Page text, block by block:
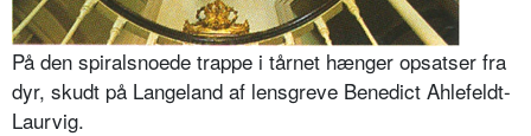
På den spiralsnoede trappe i tårnet hænger opsatser fra
dyr, skudt på Langeland af lensgreve Benedict Ahlefeldt-
Laurvig.